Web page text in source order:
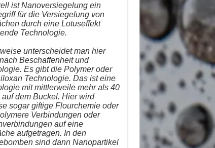
ist Nanoversiegelung ein
für die Versiegelung von
durch eine Lotuseffekt
Technologie.
unterscheidet man hier
Beschaffenheit und
Es gibt die Polymer oder
Technologie. Das ist eine
mit mittlerweile mehr als 40
auf dem Buckel. Hier wird
sogar giftige Flourchemie oder
Verbindungen oder
auf eine
aufgetragen. In den
sind dann Nanopartikel